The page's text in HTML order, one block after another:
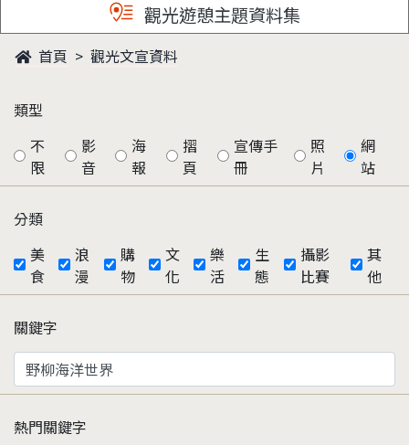
觀光遊憩主題資料集
首頁 觀光文宣資料
類型
不
限
影
音
海
報
摺
頁
宣傳手
冊
照
片
網
站
分類
美
食
浪
漫
購
物
文
化
樂
活
生
態
攝影
比賽
其
他
關鍵字
熱門關鍵字